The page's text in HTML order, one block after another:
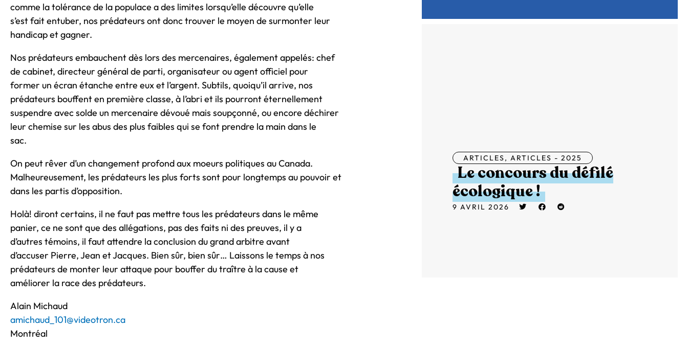
comme la tolérance de la populace a des limites lorsqu’elle découvre qu’elle
s’est fait entuber, nos prédateurs ont donc trouver le moyen de surmonter leur
handicap et gagner.
Nos prédateurs embauchent dès lors des mercenaires, également appelés: chef
de cabinet, directeur général de parti, organisateur ou agent officiel pour
former un écran étanche entre eux et l’argent. Subtils, quoiqu’il arrive, nos
prédateurs bouffent en première classe, à l’abri et ils pourront éternellement
suspendre avec solde un mercenaire dévoué mais soupçonné, ou encore déchirer
leur chemise sur les abus des plus faibles qui se font prendre la main dans le
sac.
On peut rêver d’un changement profond aux moeurs politiques au Canada.
Malheureusement, les prédateurs les plus forts sont pour longtemps au pouvoir et
dans les partis d’opposition.
Holà! diront certains, il ne faut pas mettre tous les prédateurs dans le même
panier, ce ne sont que des allégations, pas des faits ni des preuves, il y a
d’autres témoins, il faut attendre la conclusion du grand arbitre avant
d’accuser Pierre, Jean et Jacques. Bien sûr, bien sûr… Laissons le temps à nos
prédateurs de monter leur attaque pour bouffer du traître à la cause et
améliorer la race des prédateurs.
Alain Michaud
amichaud_101@videotron.ca
Montréal
ARTICLES, ARTICLES - 2025
Le concours du défilé
écologique !
9 AVRIL 2026